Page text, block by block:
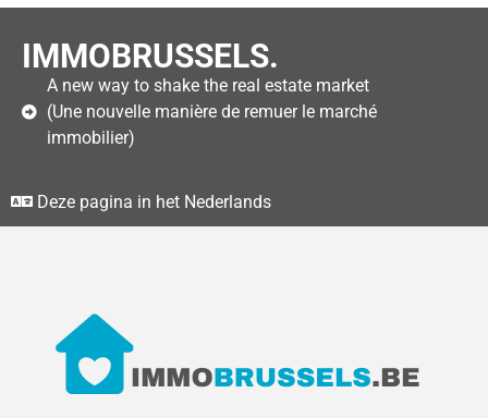
IMMOBRUSSELS.
A new way to shake the real estate market
(Une nouvelle manière de remuer le marché
immobilier)
Deze pagina in het Nederlands